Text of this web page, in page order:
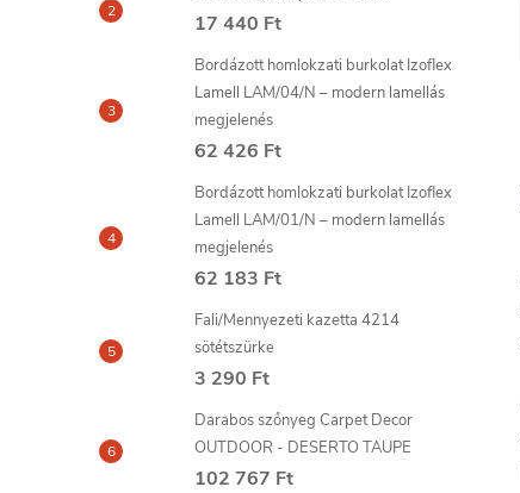
17 440 Ft
Bordázott homlokzati burkolat Izoflex
Lamell LAM/04/N – modern lamellás
megjelenés
62 426 Ft
Bordázott homlokzati burkolat Izoflex
Lamell LAM/01/N – modern lamellás
megjelenés
62 183 Ft
Fali/Mennyezeti kazetta 4214
sötétszürke
3 290 Ft
Darabos szőnyeg Carpet Decor
OUTDOOR - DESERTO TAUPE
102 767 Ft